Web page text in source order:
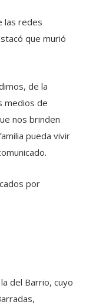
las redes
que murió
de la
medios de
nos brinden
pueda vivir
por
del Barrio, cuyo